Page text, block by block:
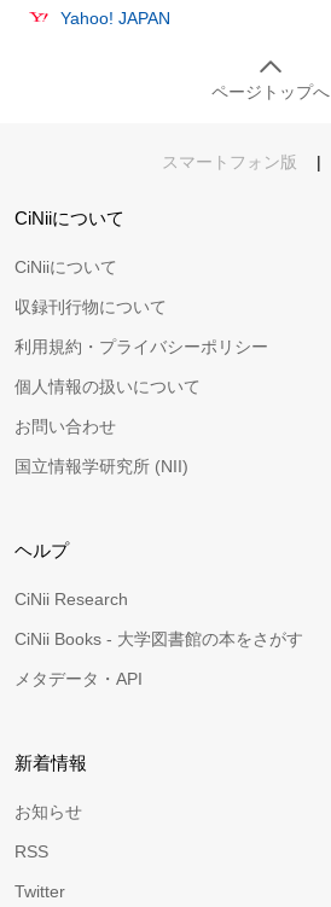
Yahoo! JAPAN
ページトップへ
スマートフォン版 |
CiNiiについて
CiNiiについて
収録刊行物について
利用規約・プライバシーポリシー
個人情報の扱いについて
お問い合わせ
国立情報学研究所 (NII)
ヘルプ
CiNii Research
CiNii Books - 大学図書館の本をさがす
メタデータ・API
新着情報
お知らせ
RSS
Twitter